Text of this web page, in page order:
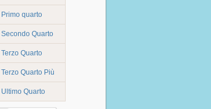
Primo quarto
Secondo Quarto
Terzo Quarto
Terzo Quarto Più
Ultimo Quarto